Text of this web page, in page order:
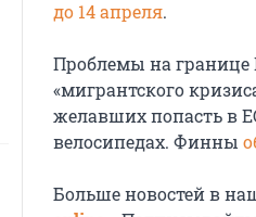
до 14 апреля.
Проблемы на границе
«мигрантского
желавших попасть в
велосипедах. Финны
Больше новостей в